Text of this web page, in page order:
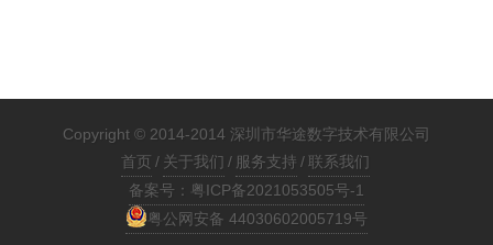
Copyright © 2014-2014 深圳市华途数字技术有限公司
首页 / 关于我们 / 服务支持 / 联系我们
备案号：粤ICP备2021053505号-1
粤公网安备 44030602005719号